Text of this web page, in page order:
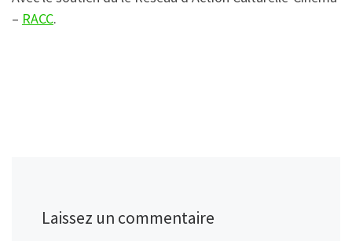
– RACC.
Laissez un commentaire